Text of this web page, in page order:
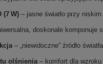
(7 W) – jasne światło przy
doskonale komponuje
– „niewidoczne” źródło
olśnienia– komfort dla wzroku